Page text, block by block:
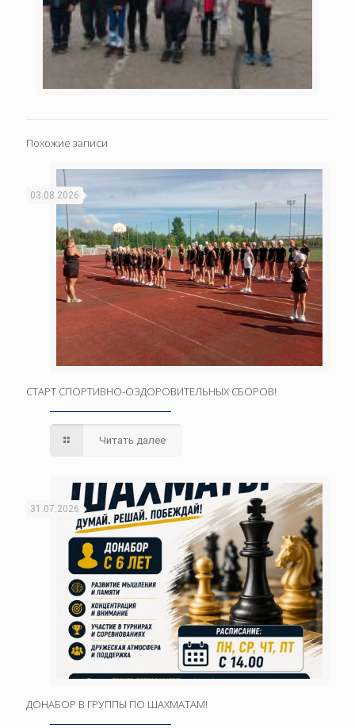
Похожие записи
03.08.2026
СТАРТ СПОРТИВНО-ОЗДОРОВИТЕЛЬНЫХ СБОРОВ!
Читать далее
31.07.2026
ДОНАБОР В ГРУППЫ ПО ШАХМАТАМ!